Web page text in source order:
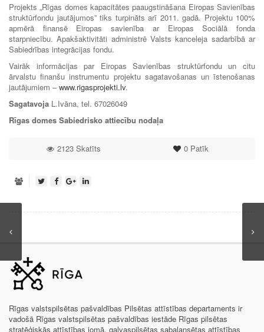
Projekts „Rīgas domes kapacitātes paaugstināšana Eiropas Savienības
struktūrfondu jautājumos” tiks turpināts arī 2011. gadā. Projektu 100%
apmērā finansē Eiropas savienība ar Eiropas Sociālā fonda
starpniecību. Apakšaktivitāti administrē Valsts kanceleja sadarbībā ar
Sabiedrības integrācijas fondu.
Vairāk informācijas par Eiropas Savienības struktūrfondu un citu
ārvalstu finanšu instrumentu projektu sagatavošanas un īstenošanas
jautājumiem –www.rigasprojekti.lv.
Sagatavoja L.Ivāna, tel. 67026049
Rīgas domes Sabiedrisko attiecību nodaļa
0Patīk
2123 Skatīts
Rīgas valstspilsētas pašvaldības Pilsētas attīstības departaments ir
vadošā Rīgas valstspilsētas pašvaldības iestāde Rīgas pilsētas
stratēģiskās attīstības jomā, galvaspilsētas sabalansētas attīstības